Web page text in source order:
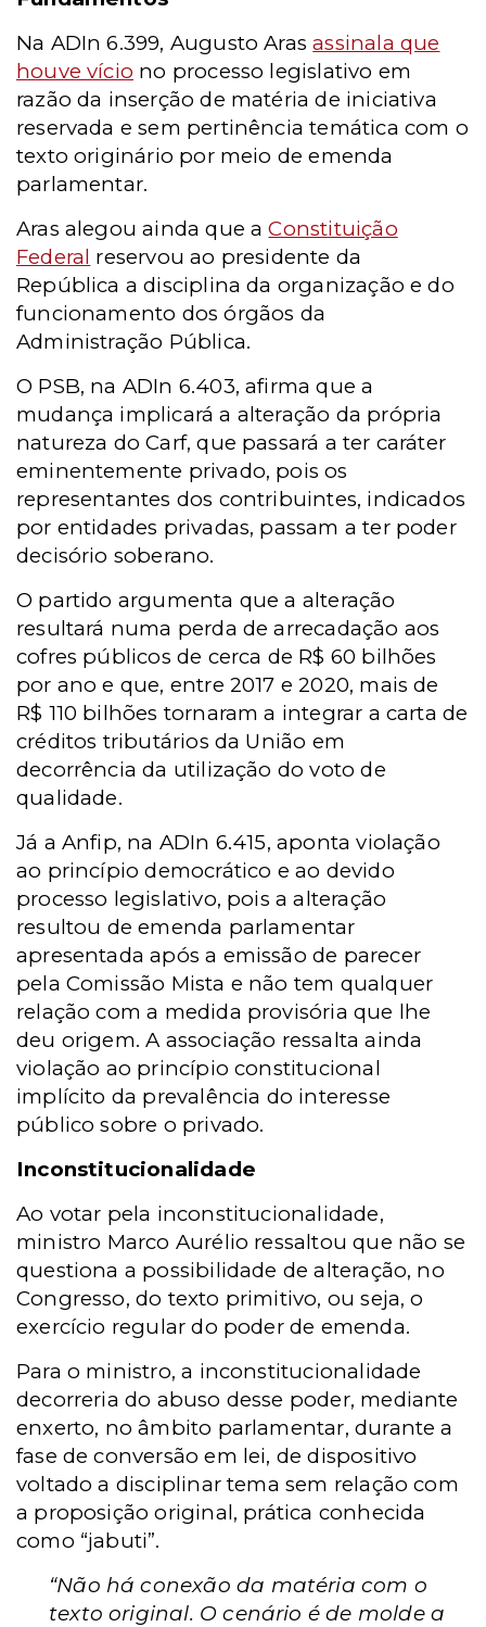
Na ADIn 6.399, Augusto Arasassinala que
houve vício no processo legislativo em
razão da inserção de matéria de iniciativa
reservada e sem pertinência temática com o
texto originário por meio de emenda
parlamentar.
Aras alegou ainda que aConstituição
Federal reservou ao presidente da
República a disciplina da organização e do
funcionamento dos órgãos da
Administração Pública.
O PSB, na ADIn 6.403, afirma que a
mudança implicará a alteração da própria
natureza do Carf, que passará a ter caráter
eminentemente privado, pois os
representantes dos contribuintes, indicados
por entidades privadas, passam a ter poder
decisório soberano.
O partido argumenta que a alteração
resultará numa perda de arrecadação aos
cofres públicos de cerca de R$ 60 bilhões
por ano e que, entre 2017 e 2020, mais de
R$ 110 bilhões tornaram a integrar a carta de
créditos tributários da União em
decorrência da utilização do voto de
qualidade.
Já a Anfip, na ADIn 6.415, aponta violação
ao princípio democrático e ao devido
processo legislativo, pois a alteração
resultou de emenda parlamentar
apresentada após a emissão de parecer
pela Comissão Mista e não tem qualquer
relação com a medida provisória que lhe
deu origem. A associação ressalta ainda
violação ao princípio constitucional
implícito da prevalência do interesse
público sobre o privado.
Inconstitucionalidade
Ao votar pela inconstitucionalidade,
ministro Marco Aurélio ressaltou que não se
questiona a possibilidade de alteração, no
Congresso, do texto primitivo, ou seja, o
exercício regular do poder de emenda.
Para o ministro, a inconstitucionalidade
decorreria do abuso desse poder, mediante
enxerto, no âmbito parlamentar, durante a
fase de conversão em lei, de dispositivo
voltado a disciplinar tema sem relação com
a proposição original, prática conhecida
como “jabuti”.
“Não há conexão da matéria com o
texto original. O cenário é de molde a